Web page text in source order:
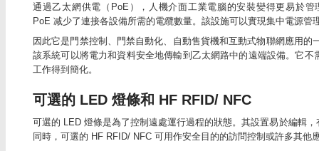
通過乙太網供電（PoE），人機介面工業電腦的安裝變得更易於管
PoE 减少了連接各設備所需的電纜數量。該設施可以實現集中電源管
因此它是門禁控制、門禁自動化、自動售貨機和互動式物聯網應用
該系統可以將電力和資料安全地傳輸到乙太網路中的遠端設備。它
工作得到簡化。
可選的 LED 燈條和 HF RFID/ NFC
可選的 LED 燈條是為了控制遠處運行過程的狀態。其設置易於編輯
同時，可選的 HF RFID/ NFC 可用作安全目的的訪問控制或許多其他